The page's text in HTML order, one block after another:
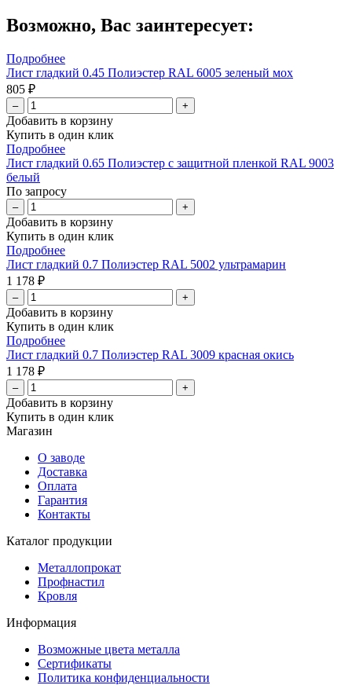
Возможно, Вас заинтересует:
Подробнее
Лист гладкий 0.45 Полиэстер RAL 6005 зеленый мох
805 ₽
– +
Добавить в корзину
Купить в один клик
Подробнее
Лист гладкий 0.65 Полиэстер с защитной пленкой RAL 9003
белый
По запросу
– +
Добавить в корзину
Купить в один клик
Подробнее
Лист гладкий 0.7 Полиэстер RAL 5002 ультрамарин
1 178 ₽
– +
Добавить в корзину
Купить в один клик
Подробнее
Лист гладкий 0.7 Полиэстер RAL 3009 красная окись
1 178 ₽
– +
Добавить в корзину
Купить в один клик
Магазин
О заводе
Доставка
Оплата
Гарантия
Контакты
Каталог продукции
Металлопрокат
Профнастил
Кровля
Информация
Возможные цвета металла
Сертификаты
Политика конфиденциальности